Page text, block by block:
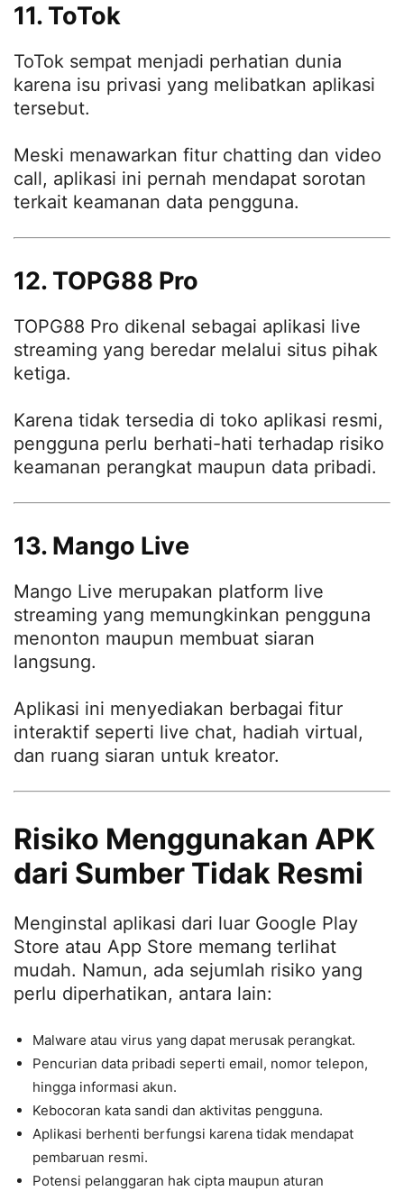
11. ToTok
ToTok sempat menjadi perhatian dunia
karena isu privasi yang melibatkan aplikasi
tersebut.
Meski menawarkan fitur chatting dan video
call, aplikasi ini pernah mendapat sorotan
terkait keamanan data pengguna.
12. TOPG88 Pro
TOPG88 Pro dikenal sebagai aplikasi live
streaming yang beredar melalui situs pihak
ketiga.
Karena tidak tersedia di toko aplikasi resmi,
pengguna perlu berhati-hati terhadap risiko
keamanan perangkat maupun data pribadi.
13. Mango Live
Mango Live merupakan platform live
streaming yang memungkinkan pengguna
menonton maupun membuat siaran
langsung.
Aplikasi ini menyediakan berbagai fitur
interaktif seperti live chat, hadiah virtual,
dan ruang siaran untuk kreator.
Risiko Menggunakan APK
dari Sumber Tidak Resmi
Menginstal aplikasi dari luar Google Play
Store atau App Store memang terlihat
mudah. Namun, ada sejumlah risiko yang
perlu diperhatikan, antara lain:
Malware atau virus yang dapat merusak perangkat.
Pencurian data pribadi seperti email, nomor telepon,
hingga informasi akun.
Kebocoran kata sandi dan aktivitas pengguna.
Aplikasi berhenti berfungsi karena tidak mendapat
pembaruan resmi.
Potensi pelanggaran hak cipta maupun aturan